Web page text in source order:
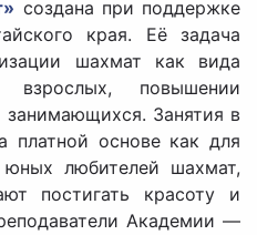
создана при поддержке
края. Её задача
шахмат как вида
повышении
занимающихся. Занятия в
платной основе как для
любителей шахмат,
постигать красоту и
Академии —